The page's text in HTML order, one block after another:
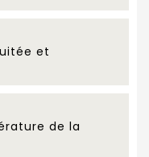
et
de la